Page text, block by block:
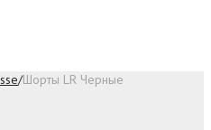
/Шорты LR Черные